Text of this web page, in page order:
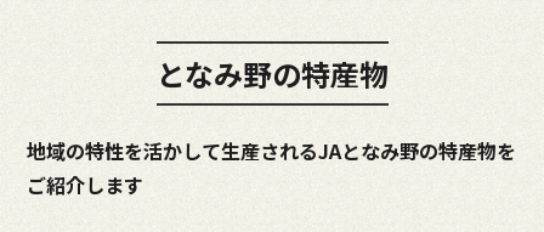
となみ野の特産物
地域の特性を活かして生産されるJAとなみ野の特産物を
ご紹介します